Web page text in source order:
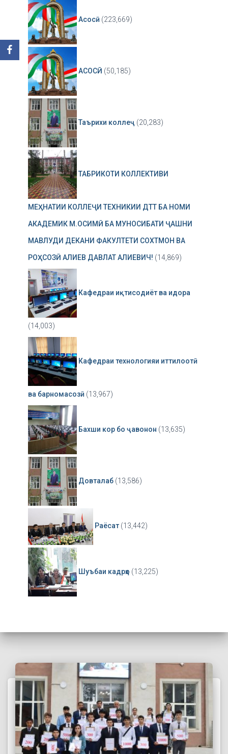
Асосӣ (223,669)
АСОСӢ (50,185)
Таърихи коллеҷ (20,283)
ТАБРИКОТИ КОЛЛЕКТИВИ
МЕҲНАТИИ КОЛЛЕҶИ ТЕХНИКИИ ДТТ БА НОМИ
АКАДЕМИК М.ОСИМӢ БА МУНОСИБАТИ ҶАШНИ
МАВЛУДИ ДЕКАНИ ФАКУЛТЕТИ СОХТМОН ВА
РОҲСОЗӢ АЛИЕВ ДАВЛАТ АЛИЕВИЧ! (14,869)
Кафедраи иқтисодиёт ва идора
(14,003)
Кафедраи технологияи иттилоотӣ
ва барномасозӣ (13,967)
Бахши кор бо ҷавонон (13,635)
Довталаб (13,586)
Раёсат (13,442)
Шуъбаи кадрҳо (13,225)